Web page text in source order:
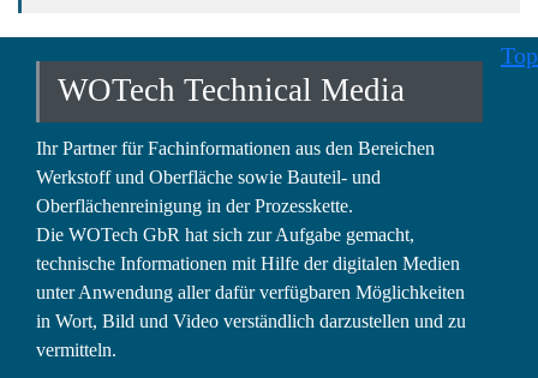
Top
WOTech Technical Media
Ihr Partner für Fachinformationen aus den Bereichen
Werkstoff und Oberfläche sowie Bauteil- und
Oberflächenreinigung in der Prozesskette.
Die WOTech GbR hat sich zur Aufgabe gemacht,
technische Informationen mit Hilfe der digitalen Medien
unter Anwendung aller dafür verfügbaren Möglichkeiten
in Wort, Bild und Video verständlich darzustellen und zu
vermitteln.